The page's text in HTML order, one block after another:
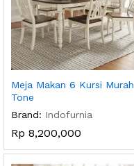
Meja Makan 6 Kursi Murah
Tone
Brand: Indofurnia
Rp 8,200,000